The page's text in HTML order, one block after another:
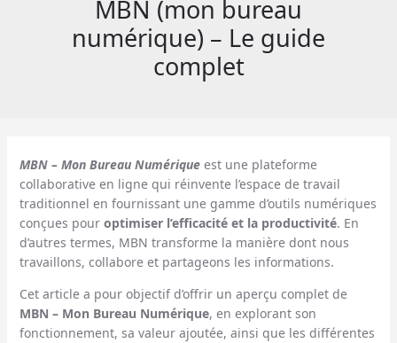
MBN (mon bureau
numérique) – Le guide
complet
MBN – Mon Bureau Numériqueest une plateforme
collaborative en ligne qui réinvente l’espace de travail
traditionnel en fournissant une gamme d’outils numériques
conçues pour optimiser l’efficacité et la productivité. En
d’autres termes, MBN transforme la manière dont nous
travaillons, collabore et partageons les informations.
Cet article a pour objectif d’offrir un aperçu complet de
MBN – Mon Bureau Numérique, en explorant son
fonctionnement, sa valeur ajoutée, ainsi que les différentes